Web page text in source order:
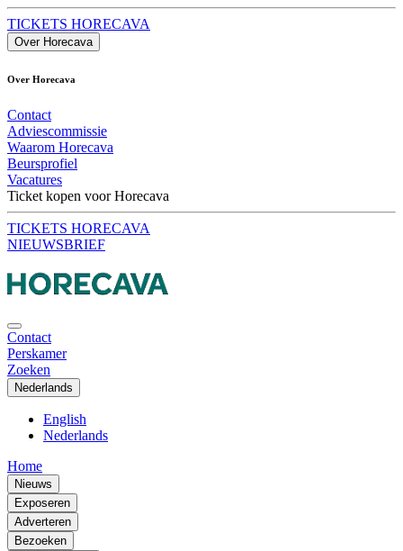
TICKETS HORECAVA
Over Horecava
Over Horecava
Contact
Adviescommissie
Waarom Horecava
Beursprofiel
Vacatures
Ticket kopen voor Horecava
TICKETS HORECAVA
NIEUWSBRIEF
Contact
Perskamer
Zoeken
Nederlands
English
Nederlands
Home
Nieuws
Exposeren
Adverteren
Bezoeken